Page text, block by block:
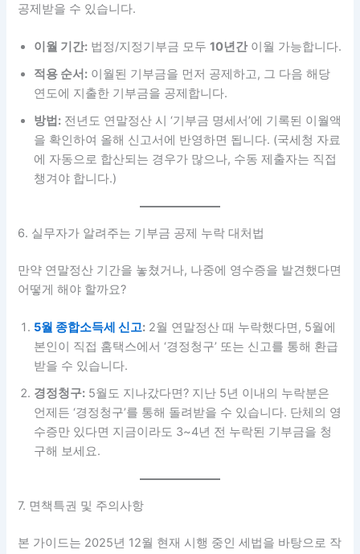
공제받을 수 있습니다.
이월 기간: 법정/지정기부금 모두10년간이월 가능합니다.
적용 순서: 이월된 기부금을 먼저 공제하고, 그 다음 해당
연도에 지출한 기부금을 공제합니다.
방법: 전년도 연말정산 시 ‘기부금 명세서’에 기록된 이월액
을 확인하여 올해 신고서에 반영하면 됩니다. (국세청 자료
에 자동으로 합산되는 경우가 많으나, 수동 제출자는 직접
챙겨야 합니다.)
6. 실무자가 알려주는 기부금 공제 누락 대처법
만약 연말정산 기간을 놓쳤거나, 나중에 영수증을 발견했다면
어떻게 해야 할까요?
5월 종합소득세 신고: 2월 연말정산 때 누락했다면, 5월에
본인이 직접 홈택스에서 ‘경정청구’ 또는 신고를 통해 환급
받을 수 있습니다.
경정청구: 5월도 지나갔다면? 지난 5년 이내의 누락분은
언제든 ‘경정청구’를 통해 돌려받을 수 있습니다. 단체의 영
수증만 있다면 지금이라도 3~4년 전 누락된 기부금을 청
구해 보세요.
7. 면책특권 및 주의사항
본 가이드는 2025년 12월 현재 시행 중인 세법을 바탕으로 작